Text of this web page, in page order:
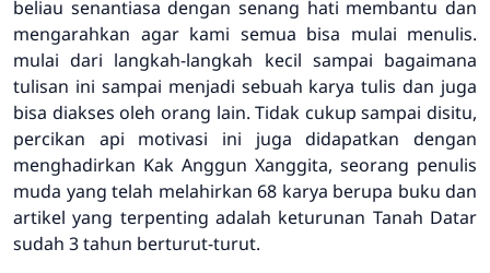
beliau senantiasa dengan senang hati membantu dan
mengarahkan agar kami semua bisa mulai menulis.
mulai dari langkah-langkah kecil sampai bagaimana
tulisan ini sampai menjadi sebuah karya tulis dan juga
bisa diakses oleh orang lain. Tidak cukup sampai disitu,
percikan api motivasi ini juga didapatkan dengan
menghadirkan Kak Anggun Xanggita, seorang penulis
muda yang telah melahirkan 68 karya berupa buku dan
artikel yang terpenting adalah keturunan Tanah Datar
sudah 3 tahun berturut-turut.